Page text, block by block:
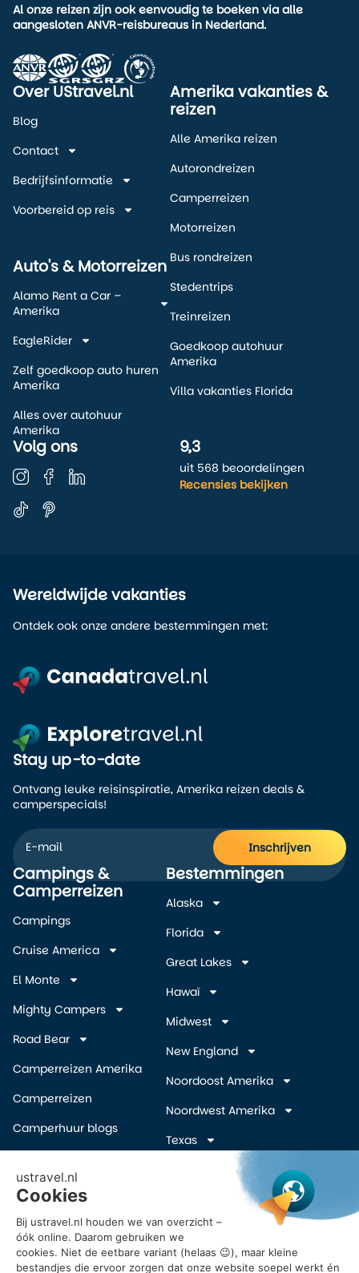
Al onze reizen zijn ook eenvoudig te boeken via alle
aangesloten ANVR-reisbureaus in Nederland.
Over UStravel.nl
Blog
Contact
Bedrijfsinformatie
Voorbereid op reis
Auto's & Motorreizen
Alamo Rent a Car –
Amerika
EagleRider
Zelf goedkoop auto huren
Amerika
Alles over autohuur
Amerika
Amerika vakanties &
reizen
Alle Amerika reizen
Autorondreizen
Camperreizen
Motorreizen
Bus rondreizen
Stedentrips
Treinreizen
Goedkoop autohuur
Amerika
Villa vakanties Florida
Volg ons 9,3
uit 568 beoordelingen
Recensies bekijken
Wereldwijde vakanties
Ontdek ook onze andere bestemmingen met:
Campings &
Camperreizen
Campings
Cruise America
El Monte
Mighty Campers
Road Bear
Camperreizen Amerika
Camperreizen
Camperhuur blogs
Inschrijven Amerika
camper deals
Vroegboekkorting camper
USA
Bestemmingen
Alaska
Florida
Great Lakes
Hawaï
Midwest
New England
Noordoost Amerika
Noordwest Amerika
Texas
Zuidelijke Staten
Zuidwest Amerika
Stay up-to-date
Ontvang leuke reisinspiratie, Amerika reizen deals &
camperspecials!
Inschrijven
Alternative: